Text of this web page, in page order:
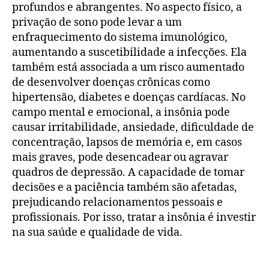
profundos e abrangentes. No aspecto físico, a
privação de sono pode levar a um
enfraquecimento do sistema imunológico,
aumentando a suscetibilidade a infecções. Ela
também está associada a um risco aumentado
de desenvolver doenças crônicas como
hipertensão, diabetes e doenças cardíacas. No
campo mental e emocional, a insônia pode
causar irritabilidade, ansiedade, dificuldade de
concentração, lapsos de memória e, em casos
mais graves, pode desencadear ou agravar
quadros de depressão. A capacidade de tomar
decisões e a paciência também são afetadas,
prejudicando relacionamentos pessoais e
profissionais. Por isso, tratar a insônia é investir
na sua saúde e qualidade de vida.